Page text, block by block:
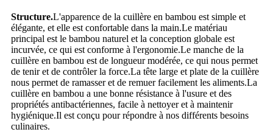
Structure.L'apparence de la cuillère en bambou est simple et
élégante, et elle est confortable dans la main.Le matériau
principal est le bambou naturel et la conception globale est
incurvée, ce qui est conforme à l'ergonomie.Le manche de la
cuillère en bambou est de longueur modérée, ce qui nous permet
de tenir et de contrôler la force.La tête large et plate de la cuillère
nous permet de ramasser et de remuer facilement les aliments.La
cuillère en bambou a une bonne résistance à l'usure et des
propriétés antibactériennes, facile à nettoyer et à maintenir
hygiénique.Il est conçu pour répondre à nos différents besoins
culinaires.